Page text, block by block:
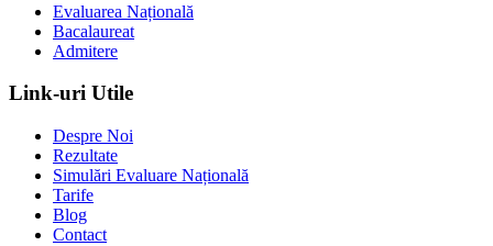
Evaluarea Națională
Bacalaureat
Admitere
Link-uri Utile
Despre Noi
Rezultate
Simulări Evaluare Națională
Tarife
Blog
Contact